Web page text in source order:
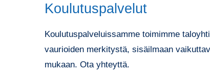
Koulutuspalvelut
Koulutuspalveluissamme toimimme
vaurioiden merkitystä, sisäilmaan
mukaan. Ota yhteyttä.